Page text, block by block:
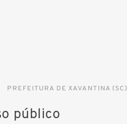
PREFEITURA DE XAVANTINA (SC)
público